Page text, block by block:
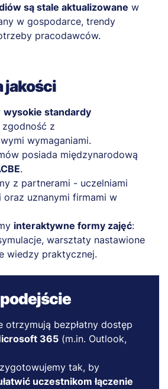
są stale aktualizowane w
w gospodarce, trendy
pracodawców.
jakości
wysokie standardy
zgodność z
wymaganiami.
posiada międzynarodową
.
z partnerami - uczelniami
oraz uznanymi firmami w
interaktywne formy zajęć:
warsztaty nastawione
wiedzy praktycznej.
otrzymują bezpłatny dostęp
365 (m.in. Outlook,
tak, by
uczestnikom łączenie